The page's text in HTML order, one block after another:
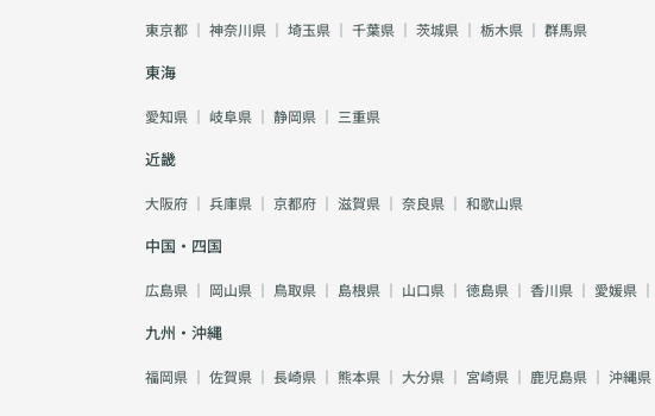
東京都 ｜ 神奈川県 ｜ 埼玉県 ｜ 千葉県 ｜ 茨城県 ｜ 栃木県 ｜ 群馬県
東海
愛知県 ｜ 岐阜県 ｜ 静岡県 ｜ 三重県
近畿
大阪府 ｜ 兵庫県 ｜ 京都府 ｜ 滋賀県 ｜ 奈良県 ｜ 和歌山県
中国・四国
広島県 ｜ 岡山県 ｜ 鳥取県 ｜ 島根県 ｜ 山口県 ｜ 徳島県 ｜ 香川県 ｜ 愛媛県 ｜
九州・沖縄
福岡県 ｜ 佐賀県 ｜ 長崎県 ｜ 熊本県 ｜ 大分県 ｜ 宮崎県 ｜ 鹿児島県 ｜ 沖縄県